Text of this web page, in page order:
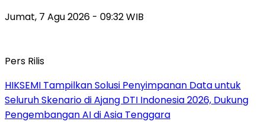
Jumat, 7 Agu 2026 - 09:32 WIB
Pers Rilis
HIKSEMI Tampilkan Solusi Penyimpanan Data untuk
Seluruh Skenario di Ajang DTI Indonesia 2026, Dukung
Pengembangan AI di Asia Tenggara